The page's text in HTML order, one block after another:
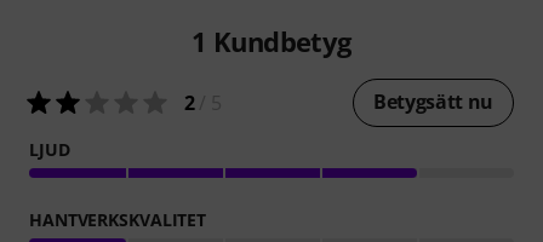
1 Kundbetyg
2/ 5 Betygsätt nu
LJUD
HANTVERKSKVALITET